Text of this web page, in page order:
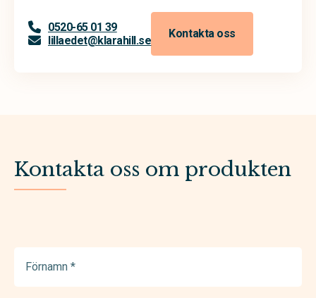
0520-65 01 39
lillaedet@klarahill.se
Kontakta oss
Kontakta oss om produkten
(Required)